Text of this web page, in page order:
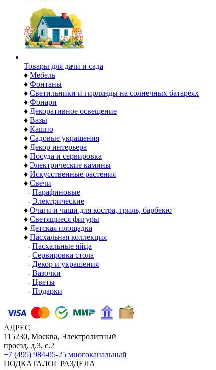
Товары для дачи и сада
♦ Мебель
♦ Фонтаны
♦ Светильники и гирлянды на солнечных батареях
♦ Фонари
♦ Декоративное освещение
♦ Вазы
♦ Кашпо
♦ Садовые украшения
♦ Декор интерьера
♦ Посуда и сервировка
♦ Электрические камины
♦ Искусственные растения
♦ Свечи
- Парафиновые
- Электрические
♦ Очаги и чаши для костра, гриль, барбекю
♦ Светящиеся фигуры
♦ Детская площадка
♦ Пасхальная коллекция
- Пасхальные яйца
- Сервировка стола
- Декор и украшения
- Вазочки
- Цветы
- Подарки
АДРЕС
115230, Москва, Электролитный
проезд, д.3, с.2
+7 (495) 984-05-25 многоканальный
ПОДКАТАЛОГ РАЗДЕЛА